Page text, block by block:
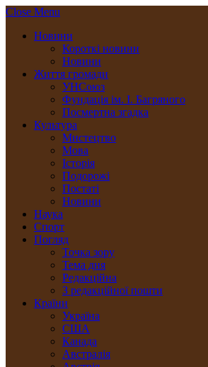
Close Menu
Новини
Короткі новини
Новини
Життя громади
УНСоюз
Фундація ім. І. Багряного
Посмертна згадка
Культура
Мистецтво
Мова
Історія
Подорожі
Постаті
Новини
Наука
Спорт
Погляд
Точка зору
Тема дня
Редакційна
З редакційної пошти
Країни
Україна
США
Канада
Австралія